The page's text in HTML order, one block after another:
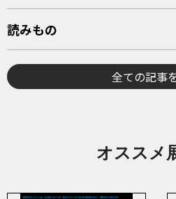
読みもの
全ての記事
オススメ